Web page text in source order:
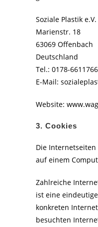
Soziale Plastik e.V.
Marienstr. 18
63069 Offenbach
Deutschland
Tel.: 0178-6611766
E-Mail:
Website:
3. Cookies
Die Internetseiten
auf einem
Zahlreiche
ist eine
konkreten
besuchten